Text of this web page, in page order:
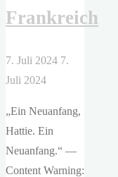
Frankreich
7. Juli 2024 7.
Juli 2024
„Ein Neuanfang,
Hattie. Ein
Neuanfang.“ —
Content Warning: